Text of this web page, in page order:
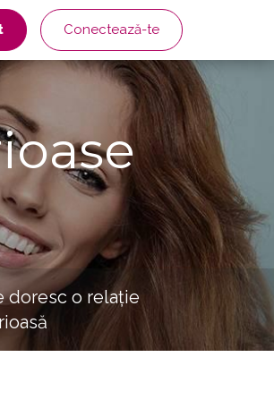
Conectează-te
doresc o relație